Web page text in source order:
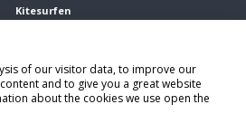
Kitesurfen
Kleding
of our visitor data, to improve our
and to give you a great website
about the cookies we use open the